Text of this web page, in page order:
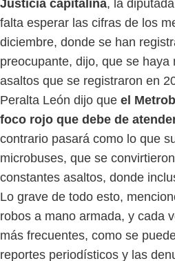
Justicia capitalina, la
falta esperar las cifras de los
diciembre, donde se han
preocupante, dijo, que se haya
asaltos que se registraron en
Peralta León dijo que el
foco rojo que debe de
contrario pasará como lo que
microbuses, que se
constantes asaltos, donde
Lo grave de todo esto,
robos a mano armada, y cada
más frecuentes, como se
reportes periodísticos y las